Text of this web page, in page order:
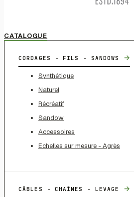
CATALOGUE
CORDAGES - FILS - SANDOWS →
Synthétique
Naturel
Récréatif
Sandow
Accessoires
Echelles sur mesure - Agrès
CÂBLES - CHAÎNES - LEVAGE →